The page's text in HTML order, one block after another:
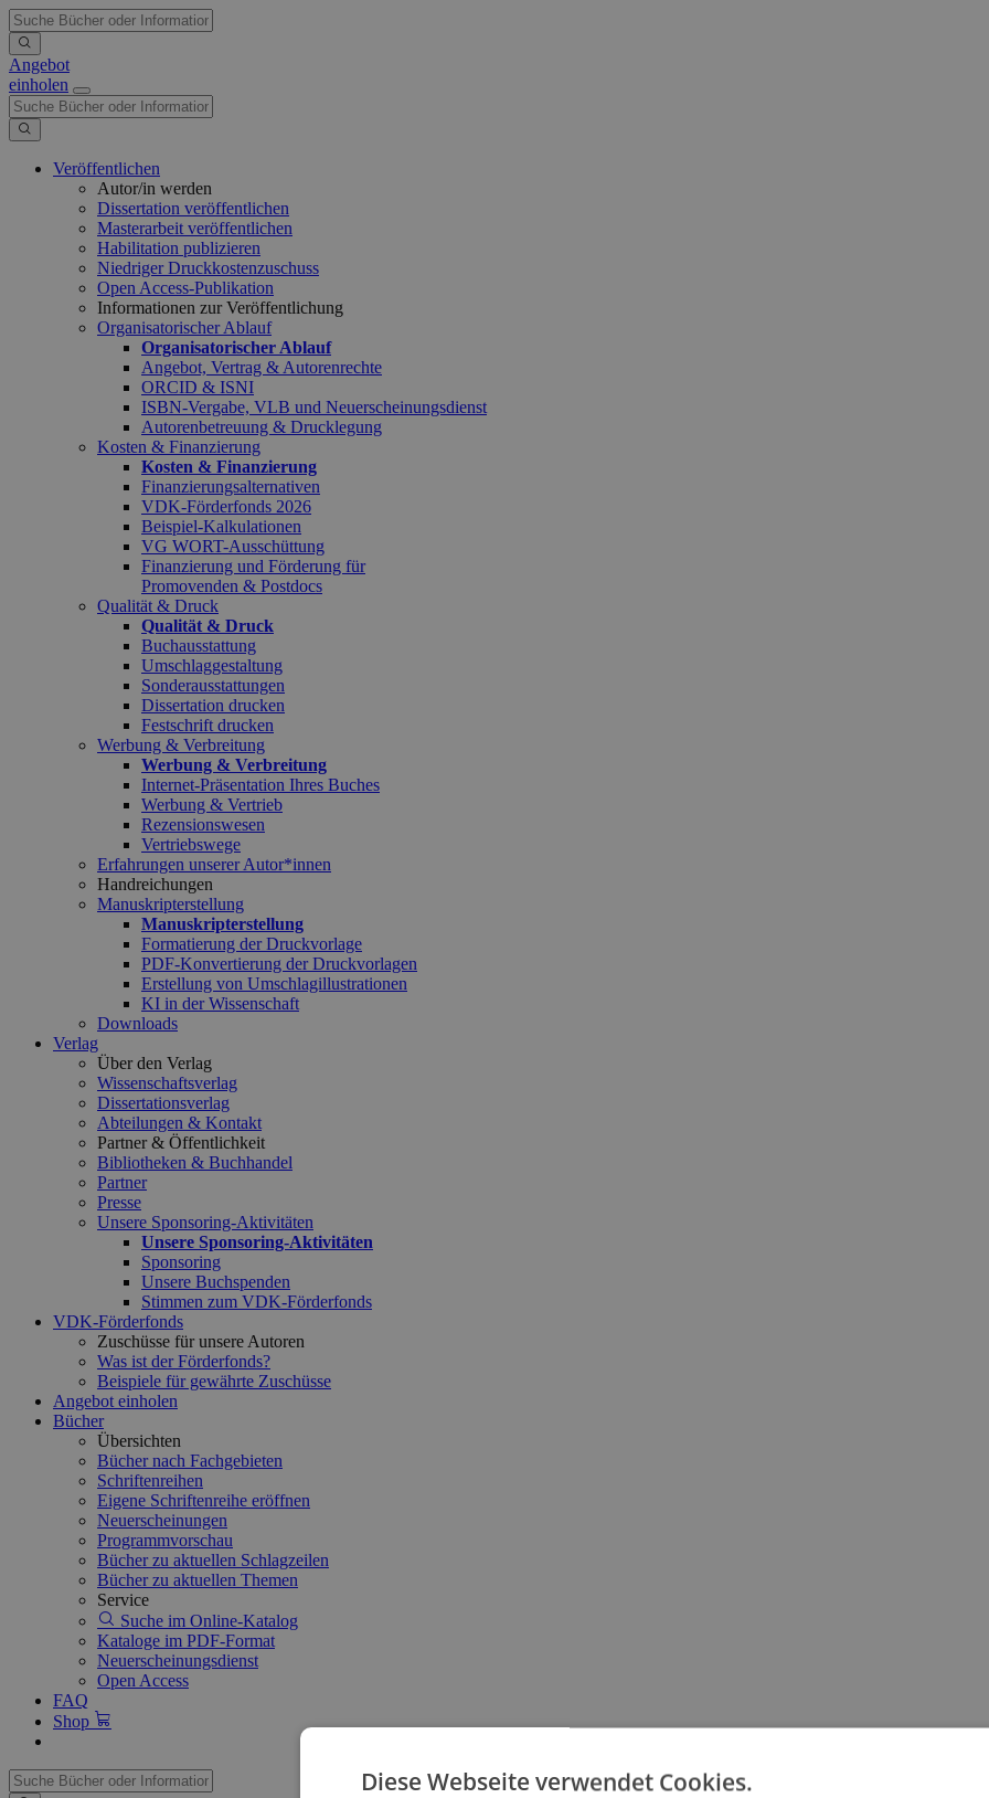
Angebot
einholen
Veröffentlichen
Autor/in werden
Dissertation veröffentlichen
Masterarbeit veröffentlichen
Habilitation publizieren
Niedriger Druckkostenzuschuss
Open Access-Publikation
Informationen zur Veröffentlichung
Organisatorischer Ablauf
Organisatorischer Ablauf
Angebot, Vertrag & Autorenrechte
ORCID & ISNI
ISBN-Vergabe, VLB und Neuerscheinungsdienst
Autorenbetreuung & Drucklegung
Kosten & Finanzierung
Kosten & Finanzierung
Finanzierungsalternativen
VDK-Förderfonds 2026
Beispiel-Kalkulationen
VG WORT-Ausschüttung
Finanzierung und Förderung für
Promovenden & Postdocs
Qualität & Druck
Qualität & Druck
Buchausstattung
Umschlaggestaltung
Sonderausstattungen
Dissertation drucken
Festschrift drucken
Werbung & Verbreitung
Werbung & Verbreitung
Internet-Präsentation Ihres Buches
Werbung & Vertrieb
Rezensionswesen
Vertriebswege
Erfahrungen unserer Autor*innen
Handreichungen
Manuskripterstellung
Manuskripterstellung
Formatierung der Druckvorlage
PDF-Konvertierung der Druckvorlagen
Erstellung von Umschlagillustrationen
KI in der Wissenschaft
Downloads
Verlag
Über den Verlag
Wissenschaftsverlag
Dissertationsverlag
Abteilungen & Kontakt
Partner & Öffentlichkeit
Bibliotheken & Buchhandel
Partner
Presse
Unsere Sponsoring-Aktivitäten
Unsere Sponsoring-Aktivitäten
Sponsoring
Unsere Buchspenden
Stimmen zum VDK-Förderfonds
VDK-Förderfonds
Zuschüsse für unsere Autoren
Was ist der Förderfonds?
Beispiele für gewährte Zuschüsse
Angebot einholen
Bücher
Übersichten
Bücher nach Fachgebieten
Schriftenreihen
Eigene Schriftenreihe eröffnen
Neuerscheinungen
Programmvorschau
Bücher zu aktuellen Schlagzeilen
Bücher zu aktuellen Themen
Service
Suche im Online-Katalog
Kataloge im PDF-Format
Neuerscheinungsdienst
Open Access
FAQ
Shop
Diese Webseite verwendet Cookies.